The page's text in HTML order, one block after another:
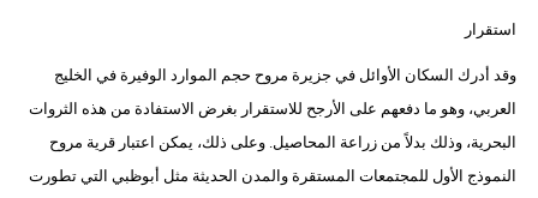
استقرار
وقد أدرك السكان الأوائل في جزيرة مروح حجم الموارد الوفيرة في الخليج
العربي، وهو ما دفعهم على الأرجح للاستقرار بغرض الاستفادة من هذه الثروات
البحرية، وذلك بدلاً من زراعة المحاصيل. وعلى ذلك، يمكن اعتبار قرية مروح
النموذج الأول للمجتمعات المستقرة والمدن الحديثة مثل أبوظبي التي تطورت